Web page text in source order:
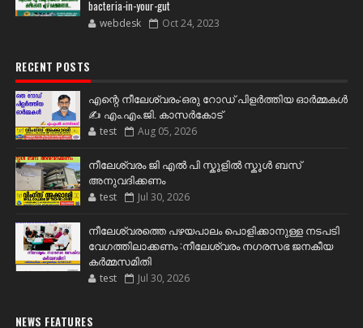
bacteria-in-your-gut
webdesk Oct 24, 2023
RECENT POSTS
എന്റെ നീലേശ്വരം:ഒരു റോഡ് പിളർത്തിയ ഓർമ്മകൾ
✍️ എം.എം.ജി. കാസർകോട്
test Aug 05, 2026
നീലേശ്വരം ജി എൽ പി സ്കൂളിൽ സ്കൂൾ ബസ്
അനുവദിക്കണം
test Jul 30, 2026
നീലേശ്വരത്തെ പഴയപാലം പൊളിക്കാനുള്ള നടപടി
വേഗത്തിലാക്കണം :നീലേശ്വരം നഗരസഭ ജനകീയ
കർമ്മസമിതി
test Jul 30, 2026
NEWS FEATURES